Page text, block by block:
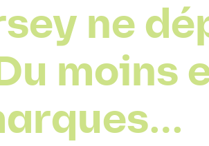
ne
moins